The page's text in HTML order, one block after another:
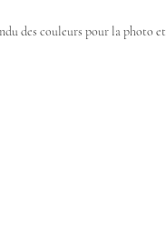
des couleurs pour la photo et